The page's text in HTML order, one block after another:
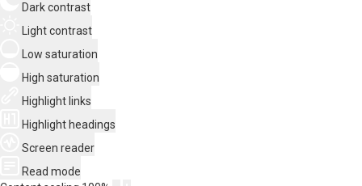
Dark contrast
Light contrast
Low saturation
High saturation
Highlight links
Highlight headings
Screen reader
Read mode